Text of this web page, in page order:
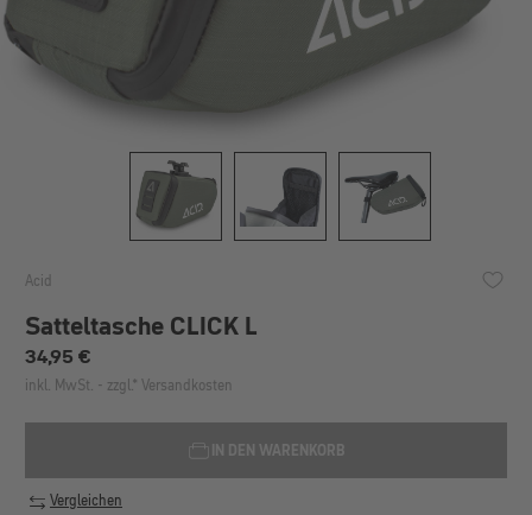
Acid
Satteltasche CLICK L
Regulärer Preis:
34,95 €
inkl. MwSt. - zzgl.* Versandkosten
IN DEN WARENKORB
Vergleichen